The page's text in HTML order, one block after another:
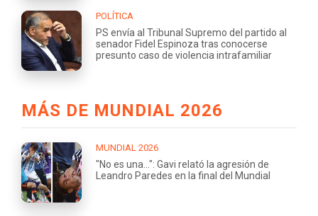
POLÍTICA
PS envía al Tribunal Supremo del partido al
senador Fidel Espinoza tras conocerse
presunto caso de violencia intrafamiliar
MÁS DE MUNDIAL 2026
MUNDIAL 2026
"No es una...": Gavi relató la agresión de
Leandro Paredes en la final del Mundial